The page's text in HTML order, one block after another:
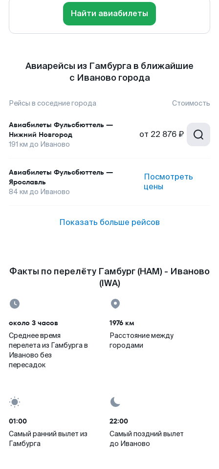
Найти авиабилеты
Авиарейсы из Гамбурга в ближайшие
с Иваново города
Рейсы в соседние города Стоимость
Авиабилеты Фульсбюттель —
Нижний Новгород
191 км до Иваново
от 22 876 ₽
Авиабилеты Фульсбюттель —
Ярославль
84 км до Иваново
Посмотреть
цены
Показать больше рейсов
Факты по перелёту Гамбург (HAM) - Иваново
(IWA)
около 3 часов
Среднее время
перелета из Гамбурга в
Иваново без
пересадок
1976 км
Расстояние между
городами
01:00
Самый ранний вылет из
Гамбурга
22:00
Самый поздний вылет
до Иваново